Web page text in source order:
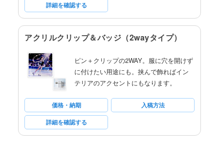
詳細を確認する
アクリルクリップ＆バッジ（2wayタイプ）
ピン＋クリップの2WAY。服に穴を開けず
に付けたい用途にも。挟んで飾ればイン
テリアのアクセントにもなります。
価格・納期
入稿方法
詳細を確認する